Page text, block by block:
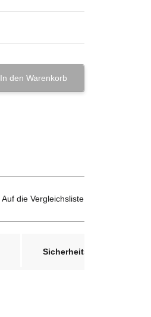
In den Warenkorb
Auf die Vergleichsliste
Sicherheitshinweis